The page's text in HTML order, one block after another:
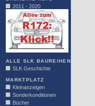
2011 - 2020
ALLE SLK BAUREIHEN
SLK Geschichte
MARKTPLATZ
Kleinanzeigen
Sonderkonditionen
Bücher